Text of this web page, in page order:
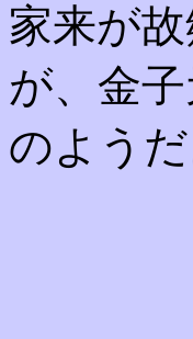
家来が
が、金
のようだ